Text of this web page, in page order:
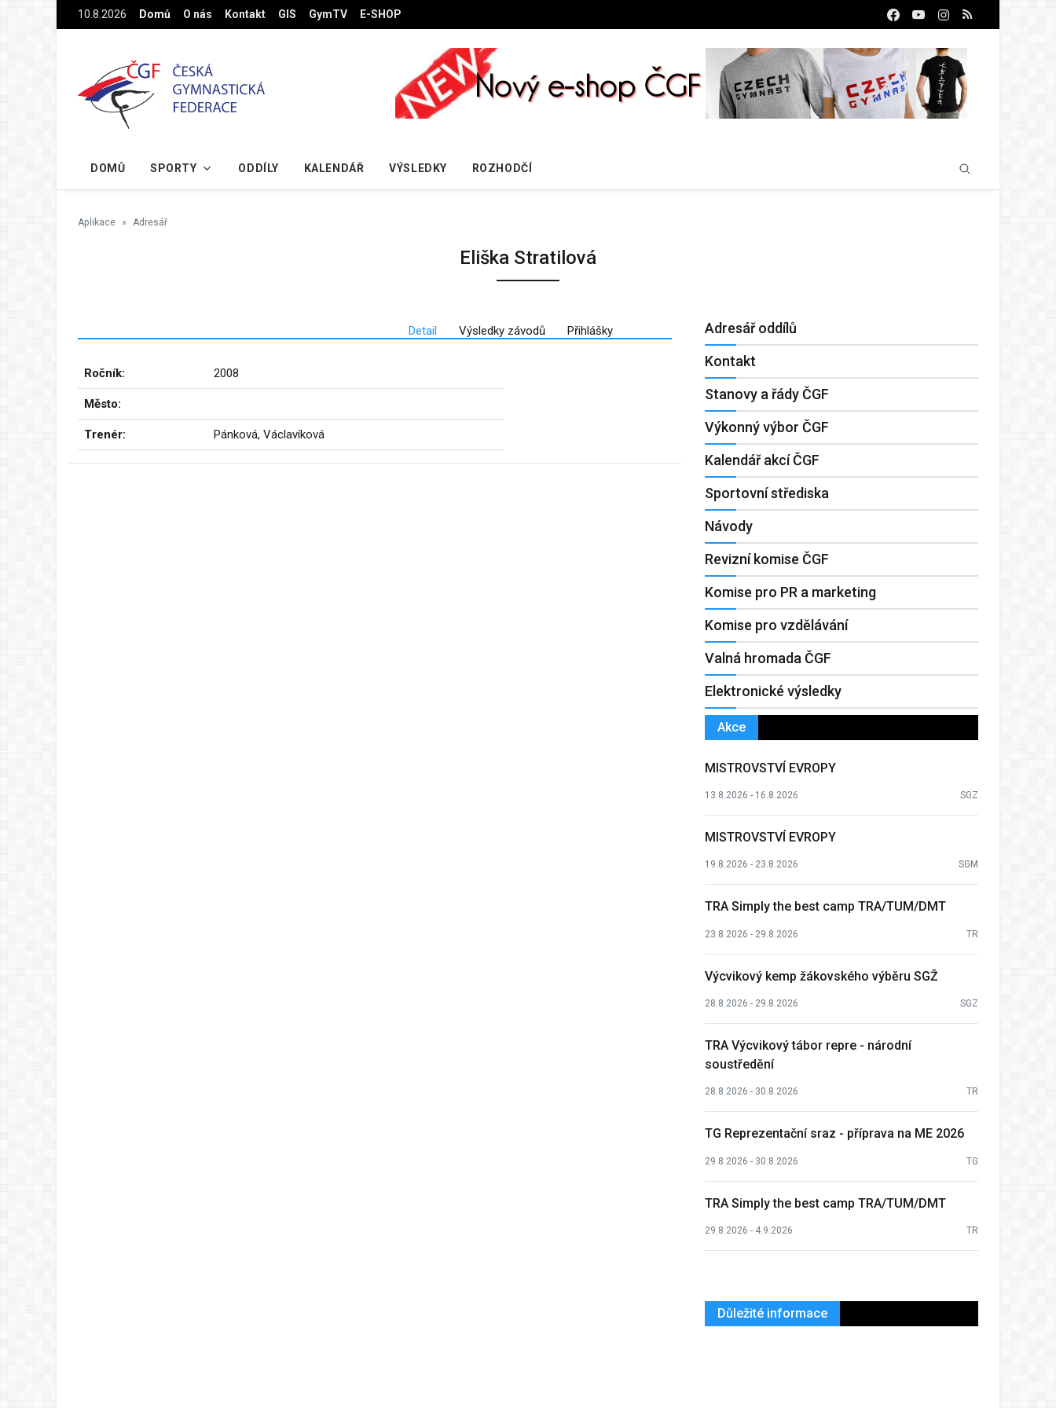
Na hlavní obsah10.8.2026 Domů O nás Kontakt GIS GymTV E-SHOP
DOMŮ SPORTY ODDÍLY KALENDÁŘ VÝSLEDKY ROZHODČÍ
Aplikace Adresář
Eliška Stratilová
Detail Výsledky závodů Přihlášky
Ročník: 2008
Město:
Trenér: Pánková, Václavíková
Adresář oddílů
Kontakt
Stanovy a řády ČGF
Výkonný výbor ČGF
Kalendář akcí ČGF
Sportovní střediska
Návody
Revizní komise ČGF
Komise pro PR a marketing
Komise pro vzdělávání
Valná hromada ČGF
Elektronické výsledky
Akce
MISTROVSTVÍ EVROPY
13.8.2026 - 16.8.2026 SGZ
MISTROVSTVÍ EVROPY
19.8.2026 - 23.8.2026 SGM
TRA Simply the best camp TRA/TUM/DMT
23.8.2026 - 29.8.2026 TR
Výcvikový kemp žákovského výběru SGŽ
28.8.2026 - 29.8.2026 SGZ
TRA Výcvikový tábor repre - národní
soustředění
28.8.2026 - 30.8.2026 TR
TG Reprezentační sraz - příprava na ME 2026
29.8.2026 - 30.8.2026 TG
TRA Simply the best camp TRA/TUM/DMT
29.8.2026 - 4.9.2026 TR
Důležité informace